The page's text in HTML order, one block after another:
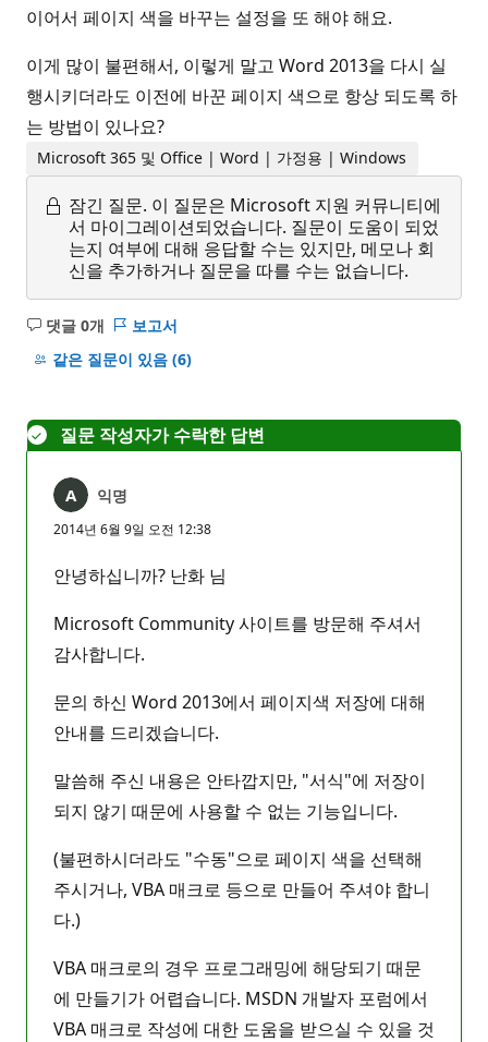
이어서 페이지 색을 바꾸는 설정을 또 해야 해요.
이게 많이 불편해서, 이렇게 말고 Word 2013을 다시 실
행시키더라도 이전에 바꾼 페이지 색으로 항상 되도록 하
는 방법이 있나요?
Microsoft 365 및 Office | Word | 가정용 | Windows
잠긴 질문. 이 질문은 Microsoft 지원 커뮤니티에
서 마이그레이션되었습니다. 질문이 도움이 되었
는지 여부에 대해 응답할 수는 있지만, 메모나 회
신을 추가하거나 질문을 따를 수는 없습니다.
댓글 0개
설
명
보고서
같은 질문이 있음 (6)
질문 작성자가 수락한 답변
익명
2014년 6월 9일 오전 12:38
안녕하십니까? 난화 님
Microsoft Community 사이트를 방문해 주셔서
감사합니다.
문의 하신 Word 2013에서 페이지색 저장에 대해
안내를 드리겠습니다.
말씀해 주신 내용은 안타깝지만, "서식"에 저장이
되지 않기 때문에 사용할 수 없는 기능입니다.
(불편하시더라도 "수동"으로 페이지 색을 선택해
주시거나, VBA 매크로 등으로 만들어 주셔야 합니
다.)
VBA 매크로의 경우 프로그래밍에 해당되기 때문
에 만들기가 어렵습니다. MSDN 개발자 포럼에서
VBA 매크로 작성에 대한 도움을 받으실 수 있을 것